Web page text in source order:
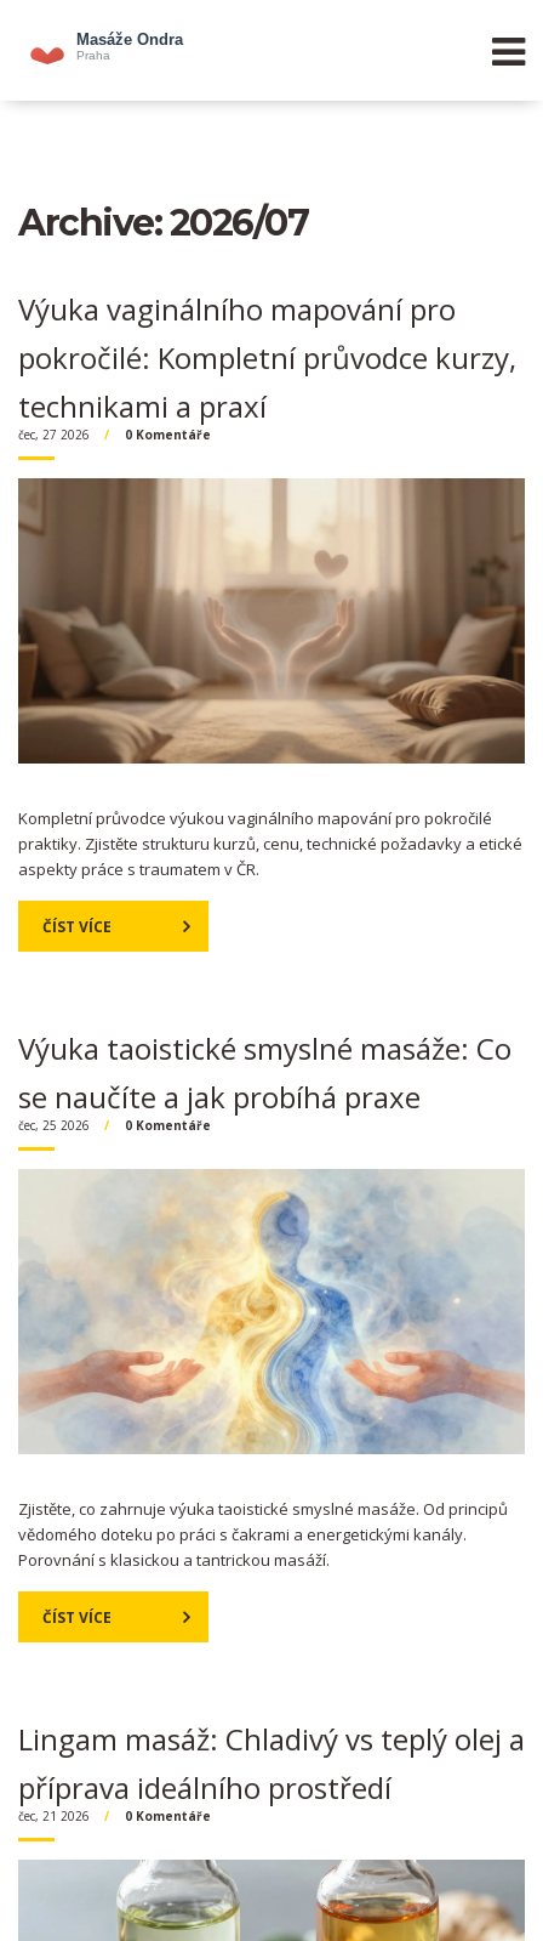
Archive: 2026/07
Výuka vaginálního mapování pro
pokročilé: Kompletní průvodce kurzy,
technikami a praxí
čec, 27 2026 0 Komentáře
Kompletní průvodce výukou vaginálního mapování pro pokročilé
praktiky. Zjistěte strukturu kurzů, cenu, technické požadavky a etické
aspekty práce s traumatem v ČR.
ČÍST VÍCE
Výuka taoistické smyslné masáže: Co
se naučíte a jak probíhá praxe
čec, 25 2026 0 Komentáře
Zjistěte, co zahrnuje výuka taoistické smyslné masáže. Od principů
vědomého doteku po práci s čakrami a energetickými kanály.
Porovnání s klasickou a tantrickou masáží.
ČÍST VÍCE
Lingam masáž: Chladivý vs teplý olej a
příprava ideálního prostředí
čec, 21 2026 0 Komentáře